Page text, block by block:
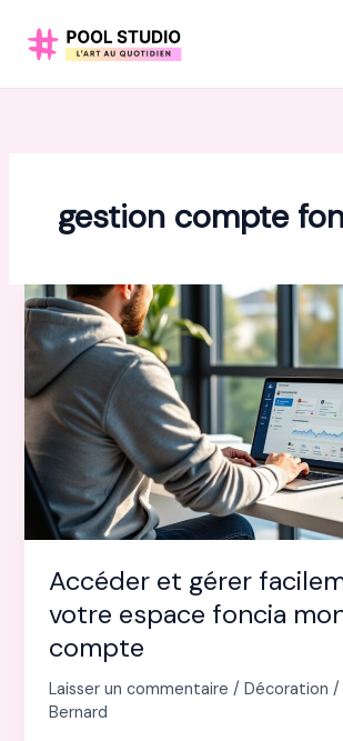
gestion compte
Accéder et gérer
votre espace foncia
compte
Laisser un commentaire /Décoration
Bernard